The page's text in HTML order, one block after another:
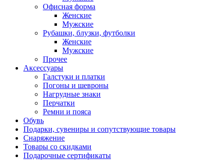
Офисная форма
Женские
Мужские
Рубашки, блузки, футболки
Женские
Мужские
Прочее
Аксессуары
Галстуки и платки
Погоны и шевроны
Нагрудные знаки
Перчатки
Ремни и пояса
Обувь
Подарки, сувениры и сопутствующие товары
Снаряжение
Товары со скидками
Подарочные сертификаты